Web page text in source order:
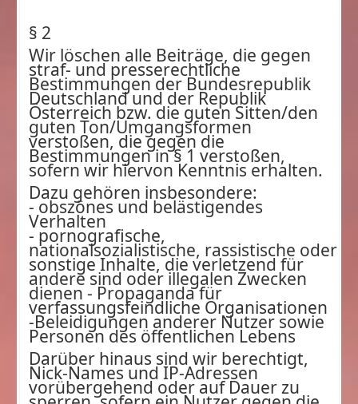
§ 2
Wir löschen alle Beiträge, die gegen
straf- und presserechtliche
Bestimmungen der Bundesrepublik
Deutschland und der Republik
Österreich bzw. die guten Sitten/den
guten Ton/Umgangsformen
verstoßen, die gegen die
Bestimmungen in § 1 verstoßen,
sofern wir hiervon Kenntnis erhalten.
Dazu gehören insbesondere:
- obszönes und belästigendes
Verhalten
- pornografische,
nationalsozialistische, rassistische oder
sonstige Inhalte, die verletzend für
andere sind oder illegalen Zwecken
dienen - Propaganda für
verfassungsfeindliche Organisationen
-Beleidigungen anderer Nutzer sowie
Personen des öffentlichen Lebens
Darüber hinaus sind wir berechtigt,
Nick-Names und IP-Adressen
vorübergehend oder auf Dauer zu